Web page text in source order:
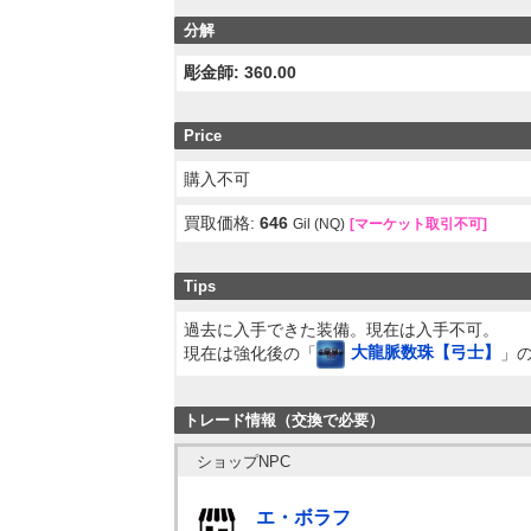
分解
彫金師: 360.00
Price
購入不可
買取価格:646 Gil (NQ) [マーケット取引不可]
Tips
過去に入手できた装備。現在は入手不可。
現在は強化後の「
大龍脈数珠【弓士】 」
トレード情報（交換で必要）
ショップNPC
エ・ボラフ